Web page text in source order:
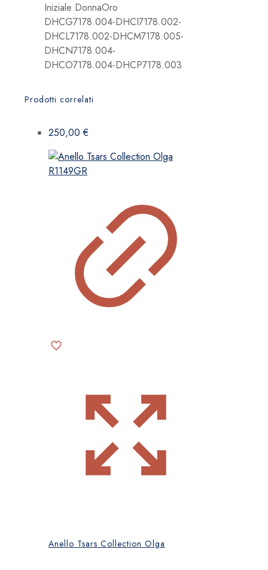
Iniziale DonnaOro
DHCG7178.004-DHCI7178.002-
DHCL7178.002-DHCM7178.005-
DHCN7178.004-
DHCO7178.004-DHCP7178.003
Prodotti correlati
250,00€
Anello Tsars Collection Olga